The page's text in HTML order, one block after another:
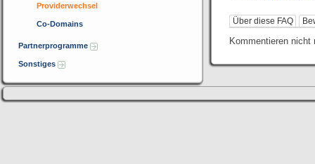
Providerwechsel
Co-Domains
Partnerprogramme
Sonstiges
Über diese FAQ
Kommentieren nicht